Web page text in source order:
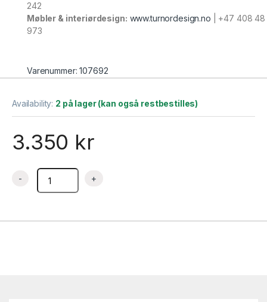
242
Møbler & interiørdesign: www.turnordesign.no | +47 408 48
973
Varenummer: 107692
Availability: 2 på lager (kan også restbestilles)
3.350 kr
Kaffetrakter Contessa 1,8 liter , Bartscher quantity